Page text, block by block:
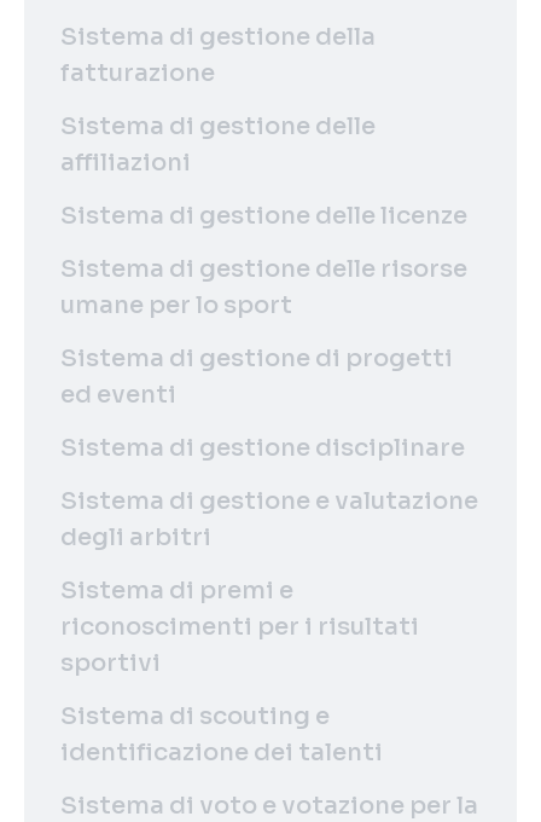
Sistema di gestione della
fatturazione
Sistema di gestione delle
affiliazioni
Sistema di gestione delle licenze
Sistema di gestione delle risorse
umane per lo sport
Sistema di gestione di progetti
ed eventi
Sistema di gestione disciplinare
Sistema di gestione e valutazione
degli arbitri
Sistema di premi e
riconoscimenti per i risultati
sportivi
Sistema di scouting e
identificazione dei talenti
Sistema di voto e votazione per la